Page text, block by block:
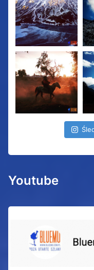
Youtube